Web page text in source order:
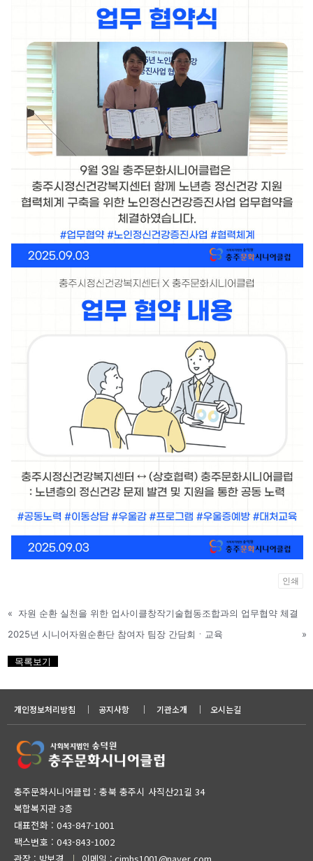
인쇄
«
자원 순환 실천을 위한 업사이클창작기술협동조합과의 업무협약 체결
2025년 시니어자원순환단 참여자 팀장 간담회ㆍ교육
»
목록보기
개인정보처리방침 ｜ 공지사항 ｜ 기관소개 ｜ 오시는길
충주문화시니어클럽 : 충북 충주시 사직산21길 34
복합복지관 3층
대표전화 : 043-847-1001
팩스번호 : 043-843-1002
｜